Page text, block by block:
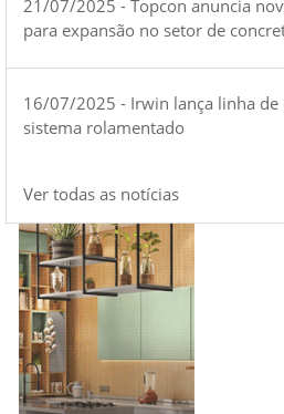
21/07/2025 - Topcon anuncia
para expansão no setor de
16/07/2025 - Irwin lança linha de
sistema rolamentado
Ver todas as notícias